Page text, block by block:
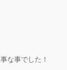
な事でした！